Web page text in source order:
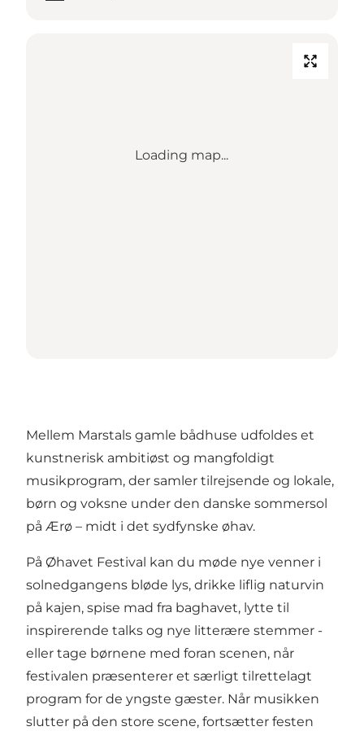
Loading map...
Mellem Marstals gamle bådhuse udfoldes et
kunstnerisk ambitiøst og mangfoldigt
musikprogram, der samler tilrejsende og lokale,
børn og voksne under den danske sommersol
på Ærø – midt i det sydfynske øhav.
På Øhavet Festival kan du møde nye venner i
solnedgangens bløde lys, drikke liflig naturvin
på kajen, spise mad fra baghavet, lytte til
inspirerende talks og nye litterære stemmer -
eller tage børnene med foran scenen, når
festivalen præsenterer et særligt tilrettelagt
program for de yngste gæster. Når musikken
slutter på den store scene, fortsætter festen